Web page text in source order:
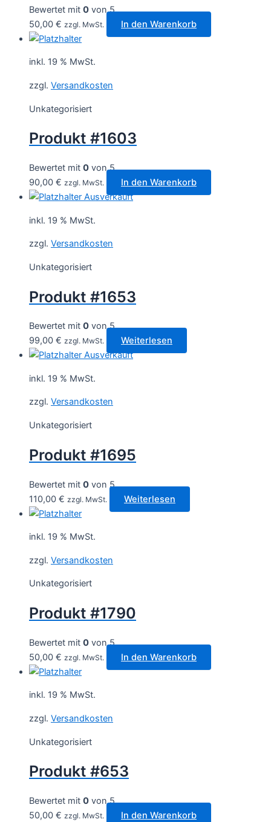
Bewertet mit 0 von 5
50,00 € zzgl. MwSt. In den Warenkorb
inkl. 19 % MwSt.
zzgl. Versandkosten
Unkategorisiert
Produkt #1603
Bewertet mit 0 von 5
90,00 € zzgl. MwSt.
In den Warenkorb
Ausverkauft
inkl. 19 % MwSt.
zzgl. Versandkosten
Unkategorisiert
Produkt #1653
Bewertet mit 0 von 5
99,00 € zzgl. MwSt.
Weiterlesen
Ausverkauft
inkl. 19 % MwSt.
zzgl. Versandkosten
Unkategorisiert
Produkt #1695
Bewertet mit 0 von 5
110,00 € zzgl. MwSt. Weiterlesen
inkl. 19 % MwSt.
zzgl. Versandkosten
Unkategorisiert
Produkt #1790
Bewertet mit 0 von 5
50,00 € zzgl. MwSt. In den Warenkorb
inkl. 19 % MwSt.
zzgl. Versandkosten
Unkategorisiert
Produkt #653
Bewertet mit 0 von 5
50,00 € zzgl. MwSt.
In den Warenkorb